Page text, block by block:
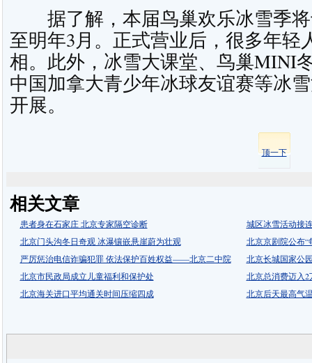
据了解，本届鸟巢欢乐冰雪季将
至明年3月。正式营业后，很多年轻
相。此外，冰雪大课堂、鸟巢MINI
中国加拿大青少年冰球友谊赛等冰
开展。
顶一下
相关文章
患者身在石家庄 北京专家隔空诊断
城区冰雪活动接
北京门头沟冬日奇观 冰瀑镶嵌悬崖蔚为壮观
北京京剧院公布“
严厉惩治电信诈骗犯罪 依法保护百姓权益——北京二中院
北京长城国家公
北京市民政局成立儿童福利和保护处
北京总消费迈入2
北京海关进口平均通关时间压缩四成
北京后天最高气